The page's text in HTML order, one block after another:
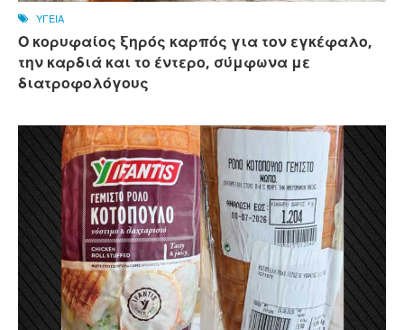
ΥΓΕΙΑ
Ο κορυφαίος ξηρός καρπός για τον εγκέφαλο,
την καρδιά και το έντερο, σύμφωνα με
διατροφολόγους